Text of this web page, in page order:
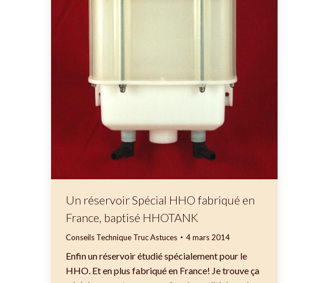
Un réservoir Spécial HHO fabriqué en
France, baptisé HHOTANK
Conseils Technique Truc Astuces 4 mars 2014
Enfin un réservoir étudié spécialement pour le
HHO. Et en plus fabriqué en France! Je trouve ça